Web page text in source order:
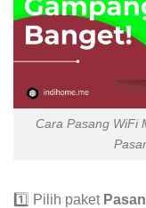
Cara Pasang WiFi
1️⃣ Pilih paket